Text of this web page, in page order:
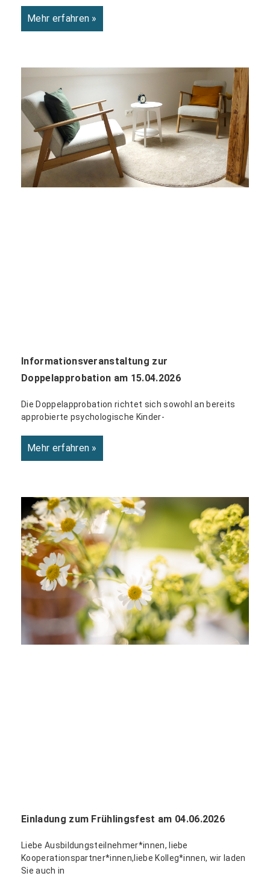
Mehr erfahren »
Informationsveranstaltung zur
Doppelapprobation am 15.04.2026
Die Doppelapprobation richtet sich sowohl an bereits
approbierte psychologische Kinder-
Mehr erfahren »
Einladung zum Frühlingsfest am 04.06.2026
Liebe Ausbildungsteilnehmer*innen, liebe
Kooperationspartner*innen,liebe Kolleg*innen, wir laden
Sie auch in